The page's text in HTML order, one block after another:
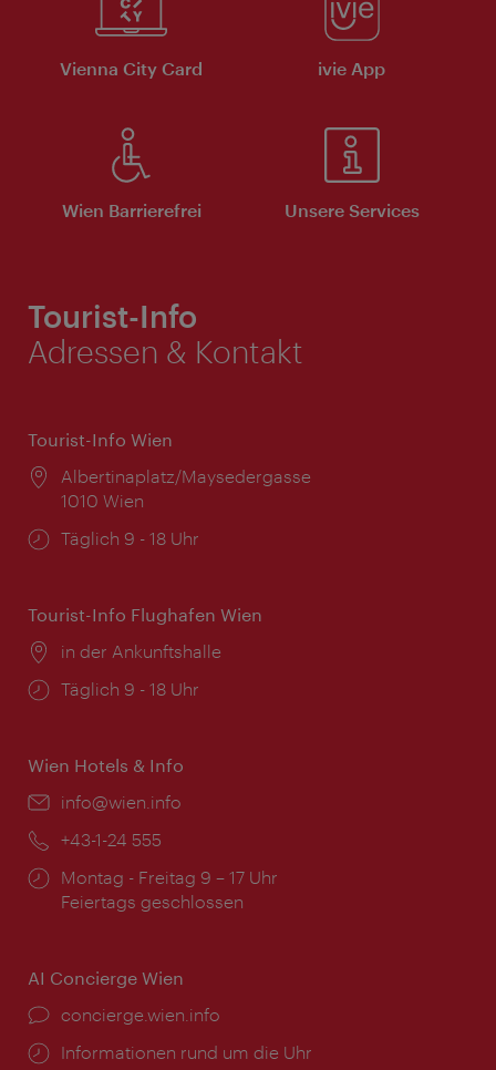
Vienna City Card ivie App
Wien Barrierefrei Unsere Services
Tourist-Info
Adressen & Kontakt
Tourist-Info Wien
Ort:
Albertinaplatz/Maysedergasse
1010 Wien
Öffnungszeiten:
Täglich 9 - 18 Uhr
Tourist-Info Flughafen Wien
Ort:
in der Ankunftshalle
Öffnungszeiten:
Täglich 9 - 18 Uhr
Wien Hotels & Info
Email:
info@wien.info
Telefon:
+43-1-24 555
Öffnungszeiten:
Montag - Freitag 9 – 17 Uhr
Feiertags geschlossen
AI Concierge Wien
Ort:
concierge.wien.info
Öffnungszeiten:
Informationen rund um die Uhr